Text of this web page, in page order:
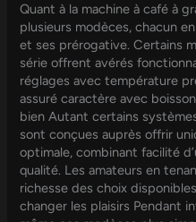
Quant à la machine à café à
plusieurs modèces, chacun
et ses prérogative. Certains
série offrent avérés
réglages avec température
assuré caractère avec
bien Autant certains
sont conçues auprès offrir
optimale, combinant facilité
qualité. Les amateurs en
richesse des choix
changer les plaisirs Pendant